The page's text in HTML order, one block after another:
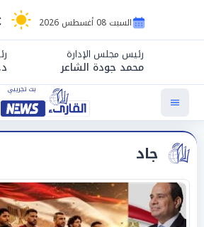
السبت 08 أغسطس 2026
رئيس مجلس الإدارة
محمد جودة الشاعر
جاد